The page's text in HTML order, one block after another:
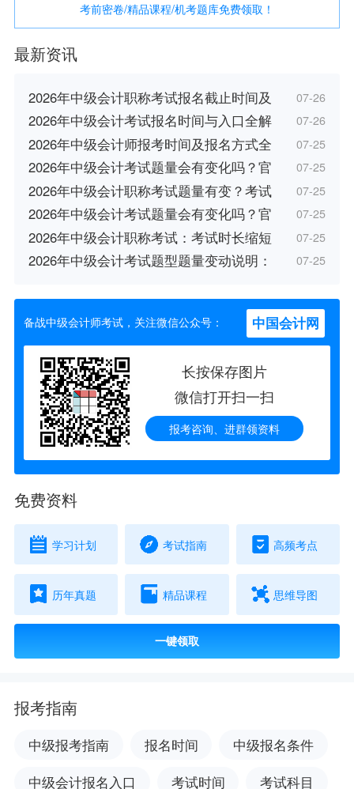
考前密卷/精品课程/机考题库免费领取！
最新资讯
2026年中级会计职称考试报名截止时间及 07-26
2026年中级会计考试报名时间与入口全解 07-26
2026年中级会计师报考时间及报名方式全 07-25
2026年中级会计考试题量会有变化吗？官 07-25
2026年中级会计职称考试题量有变？考试 07-25
2026年中级会计考试题量会有变化吗？官 07-25
2026年中级会计职称考试：考试时长缩短 07-25
2026年中级会计考试题型题量变动说明： 07-25
备战中级会计师考试，关注微信公众号： 中国会计网
长按保存图片
微信打开扫一扫
报考咨询、进群领资料
免费资料
学习计划 考试指南 高频考点
历年真题 精品课程 思维导图
一键领取
报考指南
中级报考指南 报名时间
中级报名条件
中级会计报名入口
考试时间 考试科目